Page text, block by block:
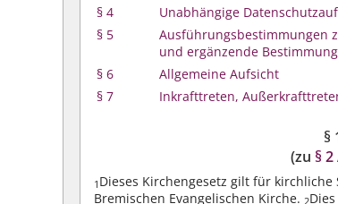
§ 4
Unabhängige
§ 5
Ausführungsbestimmungen
und ergänzende
§ 6
Allgemeine Aufsicht
§ 7
Inkrafttreten,
§
(zu §
1 Dieses Kirchengesetz gilt für kirchliche
Bremischen Evangelischen Kirche.